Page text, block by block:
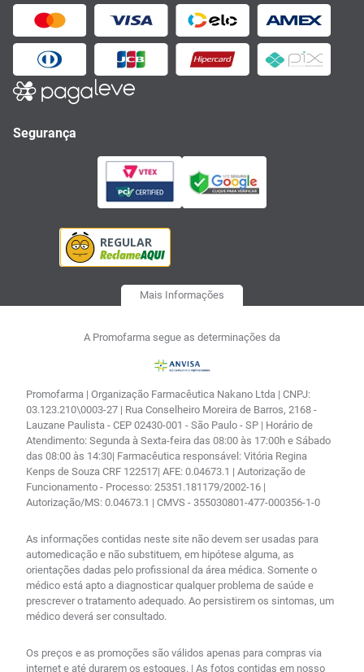
Segurança
Mais Informações
A Promofarma segue as determinações da
Promofarma | Organização Farmacêutica Nakano Ltda | CNPJ:
03.123.210\0003-27 | Rua Conselheiro Moreira de Barros, 2168 -
Lauzane Paulista - CEP 02430-001 - São Paulo - SP | Horário de
Atendimento: Segunda à Sexta-feira das 08:00 às 17:00h e Sábado
das 08:00 às 14:30| Farmacêutica responsável: Vitória Regina
Kenps de Souza CRF 122517| AFE: 0.04673.1 | Autorização de
Funcionamento - Processo: 25351.181179/2002-16 |
Autorização/MS: 0.04673.1 | CMVS - 355030801-477-000356-1-0
As informações contidas neste site não devem ser usadas para
automedicação e não substituem, em hipótese alguma, as
orientações dadas pelo profissional da área médica. Somente o
médico está apto a diagnosticar qualquer problema de saúde e
prescrever o tratamento adequado. Ao persistirem os sintomas, um
médico deverá ser consultado.
Os preços e as promoções são válidos apenas para compras via
internet e até durarem os estoques. | As fotos contidas em nosso